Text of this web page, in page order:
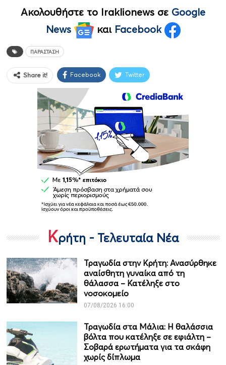
Ακολουθήστε το Iraklionews σε Google
News
και Facebook
ΠΑΡΆΣΤΑΣΗ
Share it! Facebook Twitter
Κρήτη - Τελευταία Νέα
Τραγωδία στην Κρήτη: Ανασύρθηκε
αναίσθητη γυναίκα από τη
θάλασσα – Κατέληξε στο
νοσοκομείο
07/08/2026 16:00
Τραγωδία στα Μάλια: Η θαλάσσια
βόλτα που κατέληξε σε εφιάλτη –
Σοβαρά ερωτήματα για τα σκάφη
χωρίς δίπλωμα